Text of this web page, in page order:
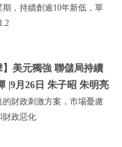
，持續創逾10年新低，單
】美元獨強 聯儲局持續
|9月26日 朱子昭 朱明亮
的財政刺激方案，市場憂慮
財政惡化